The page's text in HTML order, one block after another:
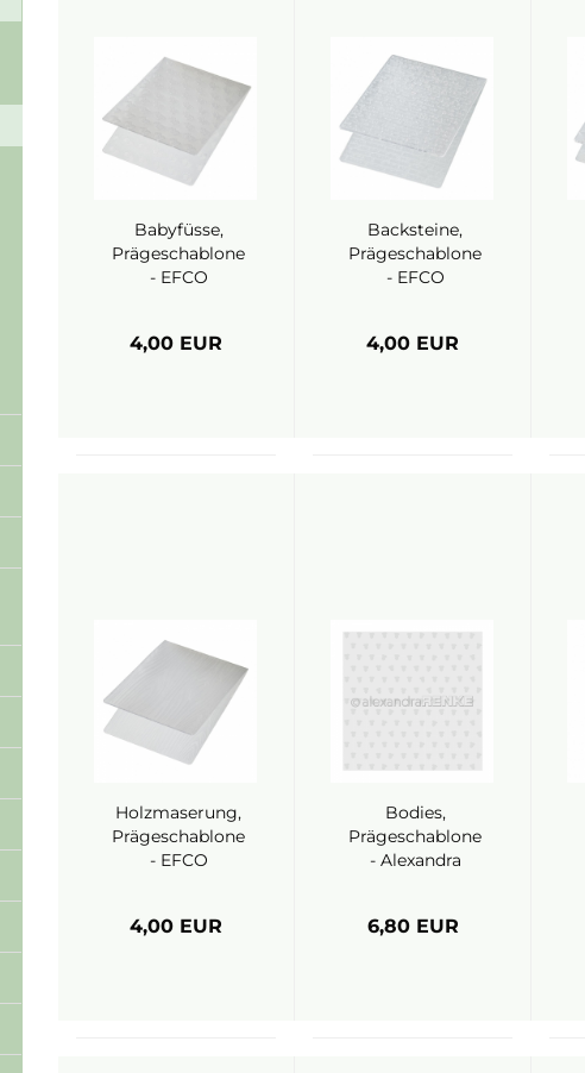
Babyfüsse,
Prägeschablone
- EFCO
4,00 EUR
Backsteine,
Prägeschablone
- EFCO
4,00 EUR
Holzmaserung,
Prägeschablone
- EFCO
4,00 EUR
Bodies,
Prägeschablone
- Alexandra
6,80 EUR